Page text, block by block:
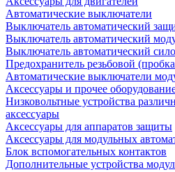
Автоматические выключатели
Выключатель автоматический
Выключатель автоматический
Выключатель автоматический
Предохранитель резьбовой
Автоматические выключатели
Аксессуары и прочее
Низковольтные устройства
аксессуары
Аксессуары для аппаратов защиты
Аксессуары для модульных
Блок вспомогательных контактов
Дополнительные устройства